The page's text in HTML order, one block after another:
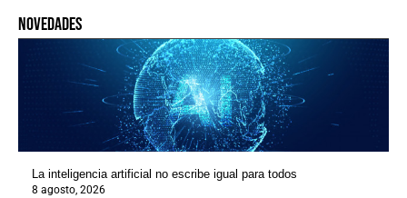
novedades
La inteligencia artificial no escribe igual para todos
8 agosto, 2026